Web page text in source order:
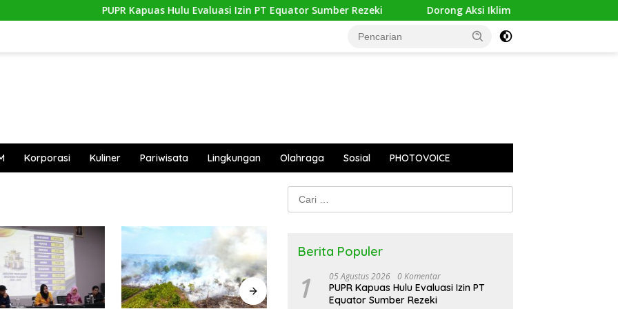
PUPR Kapuas Hulu Evaluasi Izin PT Equator Sumber Rezeki Dorong Aksi Iklim Inklusif, HWDI Gembleng
Korporasi Kuliner Pariwisata Lingkungan Olahraga Sosial PHOTOVOICE
Cari
untuk:
Berita Populer
1 05 Agustus 2026 0 Komentar
PUPR Kapuas Hulu Evaluasi Izin PT
Equator Sumber Rezeki